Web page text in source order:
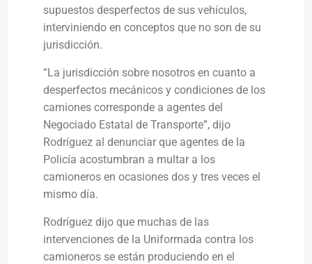
supuestos desperfectos de sus vehículos,
interviniendo en conceptos que no son de su
jurisdicción.
“La jurisdicción sobre nosotros en cuanto a
desperfectos mecánicos y condiciones de los
camiones corresponde a agentes del
Negociado Estatal de Transporte”, dijo
Rodríguez al denunciar que agentes de la
Policía acostumbran a multar a los
camioneros en ocasiones dos y tres veces el
mismo día.
Rodríguez dijo que muchas de las
intervenciones de la Uniformada contra los
camioneros se están produciendo en el